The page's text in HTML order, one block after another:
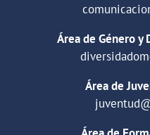
Área de Género y
Área de